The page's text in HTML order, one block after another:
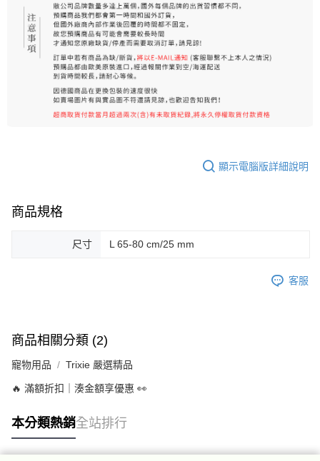
顯示電腦版詳細說明
商品規格
尺寸 L 65-80 cm/25 mm
客服
商品相關分類 (2)
寵物用品 Trixie 嚴選精品
🔥 滿額折扣｜湊金額享優惠 👀
本分類熱銷全站排行